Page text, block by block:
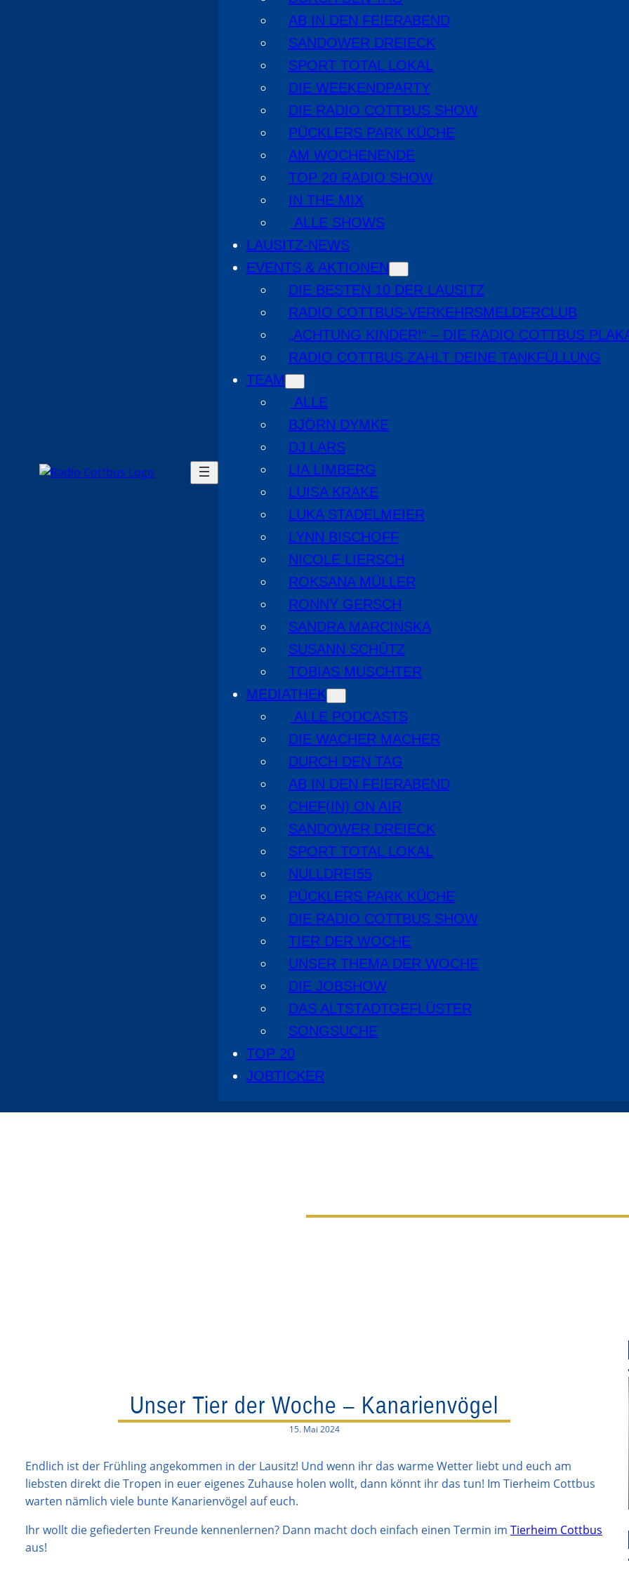
AB IN DEN FEIERABEND
SANDOWER DREIECK
SPORT TOTAL LOKAL
DIE WEEKENDPARTY
DIE RADIO COTTBUS SHOW
PÜCKLERS PARK KÜCHE
AM WOCHENENDE
TOP 20 RADIO SHOW
IN THE MIX
ALLE SHOWS
LAUSITZ-NEWS
EVENTS & AKTIONEN
DIE BESTEN 10 DER LAUSITZ
RADIO COTTBUS-VERKEHRSMELDERCLUB
„ACHTUNG KINDER!“ – DIE RADIO COTTBUS
RADIO COTTBUS ZAHLT DEINE TANKFÜLLUNG
TEAM
ALLE
BJÖRN DYMKE
DJ LARS
LIA LIMBERG
LUISA KRAKE
LUKA STADELMEIER
LYNN BISCHOFF
NICOLE LIERSCH
ROKSANA MÜLLER
RONNY GERSCH
SANDRA MARCINSKA
SUSANN SCHÜTZ
TOBIAS MUSCHTER
MEDIATHEK
ALLE PODCASTS
DIE WACHER MACHER
DURCH DEN TAG
AB IN DEN FEIERABEND
CHEF(IN) ON AIR
SANDOWER DREIECK
SPORT TOTAL LOKAL
NULLDREI55
PÜCKLERS PARK KÜCHE
DIE RADIO COTTBUS SHOW
TIER DER WOCHE
UNSER THEMA DER WOCHE
DIE JOBSHOW
DAS ALTSTADTGEFLÜSTER
SONGSUCHE
TOP 20
JOBTICKER
Unser Tier der Woche – Kanarienvögel
15. Mai 2024
Endlich ist der Frühling angekommen in der Lausitz! Und wenn ihr das warme Wetter liebt und euch am
liebsten direkt die Tropen in euer eigenes Zuhause holen wollt, dann könnt ihr das tun! Im Tierheim Cottbus
warten nämlich viele bunte Kanarienvögel auf euch.
Ihr wollt die gefiederten Freunde kennenlernen? Dann macht doch einfach einen Termin im Tierheim Cottbus
aus!